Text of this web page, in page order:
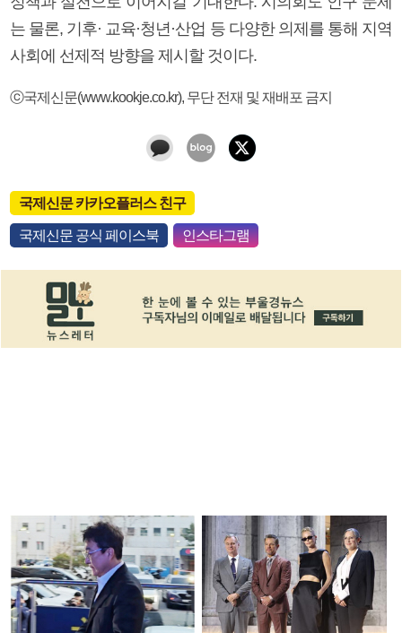
는 물론, 기후· 교육·청년·산업 등 다양한 의제를 통해 지역
사회에 선제적 방향을 제시할 것이다.
ⓒ국제신문(www.kookje.co.kr), 무단 전재 및 재배포 금지
국제신문 카카오플러스 친구
국제신문 공식 페이스북 인스타그램